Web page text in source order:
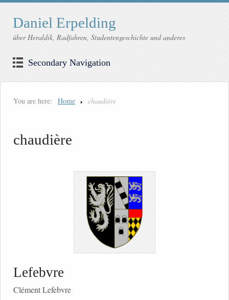
Daniel Erpelding
über Heraldik, Radfahren, Studentengeschichte und anderes
Secondary Navigation
You are here: Home chaudière
chaudière
Lefebvre
Clément Lefebvre